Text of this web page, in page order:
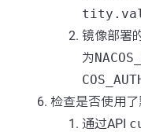
镜像部署
为
检查是否使用
通过API